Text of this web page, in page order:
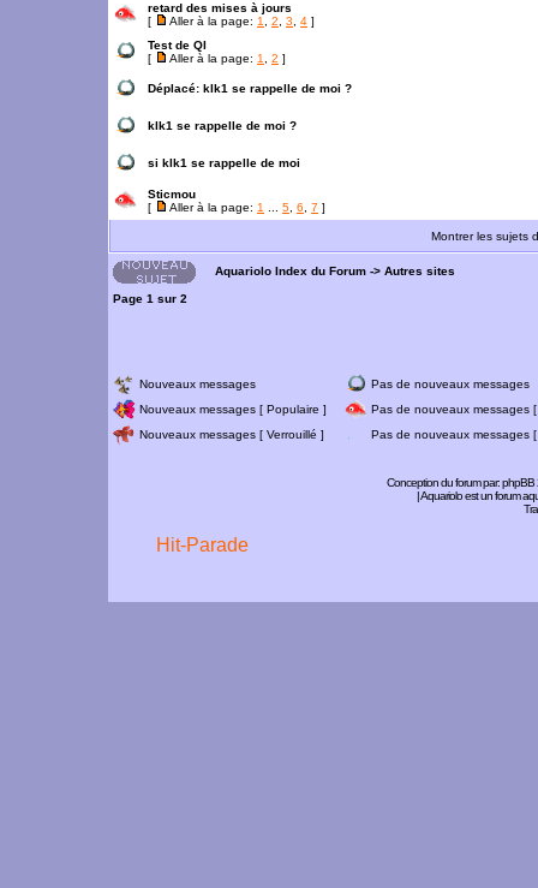
retard des mises à jours
[
Aller à la page: 1 2 3 4 ]
Test de QI
[
Aller à la page: 1 2 ]
Déplacé: klk1 se rappelle de moi ?
klk1 se rappelle de moi ?
si klk1 se rappelle de moi
Sticmou
[
Aller à la page: 1 5 6 7 ]
Montrer les sujets
Aquariolo Index du Forum -> Autres sites
Page 1 sur 2
Nouveaux messages
Pas de nouveaux messages
Nouveaux messages [ Populaire ]
Pas de nouveaux messages
Nouveaux messages [ Verrouillé ]
Pas de nouveaux messages [
Conception du forum par:phpBB
| Aquariolo est un forum